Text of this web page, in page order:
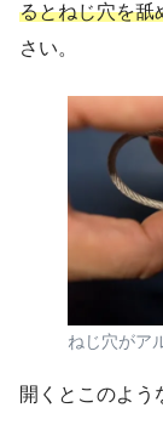
るとねじ穴を舐
さい。
ねじ穴がア
開くとこのよう